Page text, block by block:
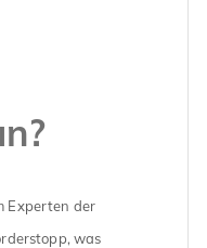
Experten der
was